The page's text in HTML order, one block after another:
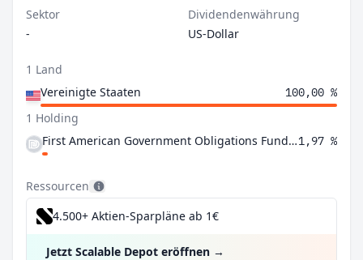
Sektor
-
Dividendenwährung
US-Dollar
1 Land
Vereinigte Staaten
100,00 %
1 Holding
First American Government Obligations Fund Class X1,97 %
Ressourcen
4.500+ Aktien-Sparpläne ab 1€
Jetzt Scalable Depot eröffnen →